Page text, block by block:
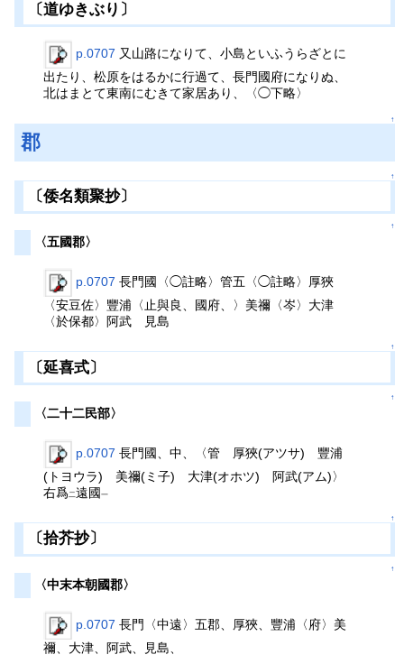
〔道ゆきぶり〕
p.0707 又山路になりて、小島といふうらざとに
出たり、松原をはるかに行過て、長門國府になりぬ、
北はまとて東南にむきて家居あり、〈◯下略〉
↑
郡
↑
〔倭名類聚抄〕
↑
〈五國郡〉
p.0707 長門國〈◯註略〉管五〈◯註略〉厚狹
〈安豆佐〉豐浦〈止與良、國府、〉美禰〈岑〉大津
〈於保都〉阿武 見島
↑
〔延喜式〕
↑
〈二十二民部〉
p.0707 長門國、中、〈管 厚狹(アツサ) 豐浦
(トヨウラ) 美禰(ミ子) 大津(オホツ) 阿武(アム)〉
右爲二遠國一
↑
〔拾芥抄〕
↑
〈中末本朝國郡〉
p.0707 長門〈中遠〉五郡、厚狹、豐浦〈府〉美
禰、大津、阿武、見島、